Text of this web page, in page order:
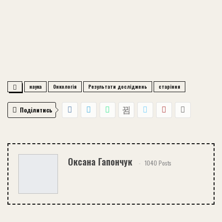
наука Онкологія Результати досліджень старіння
Поділитись
Оксана Гапончук 1040 Posts